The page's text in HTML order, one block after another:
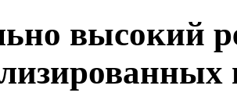
высокий